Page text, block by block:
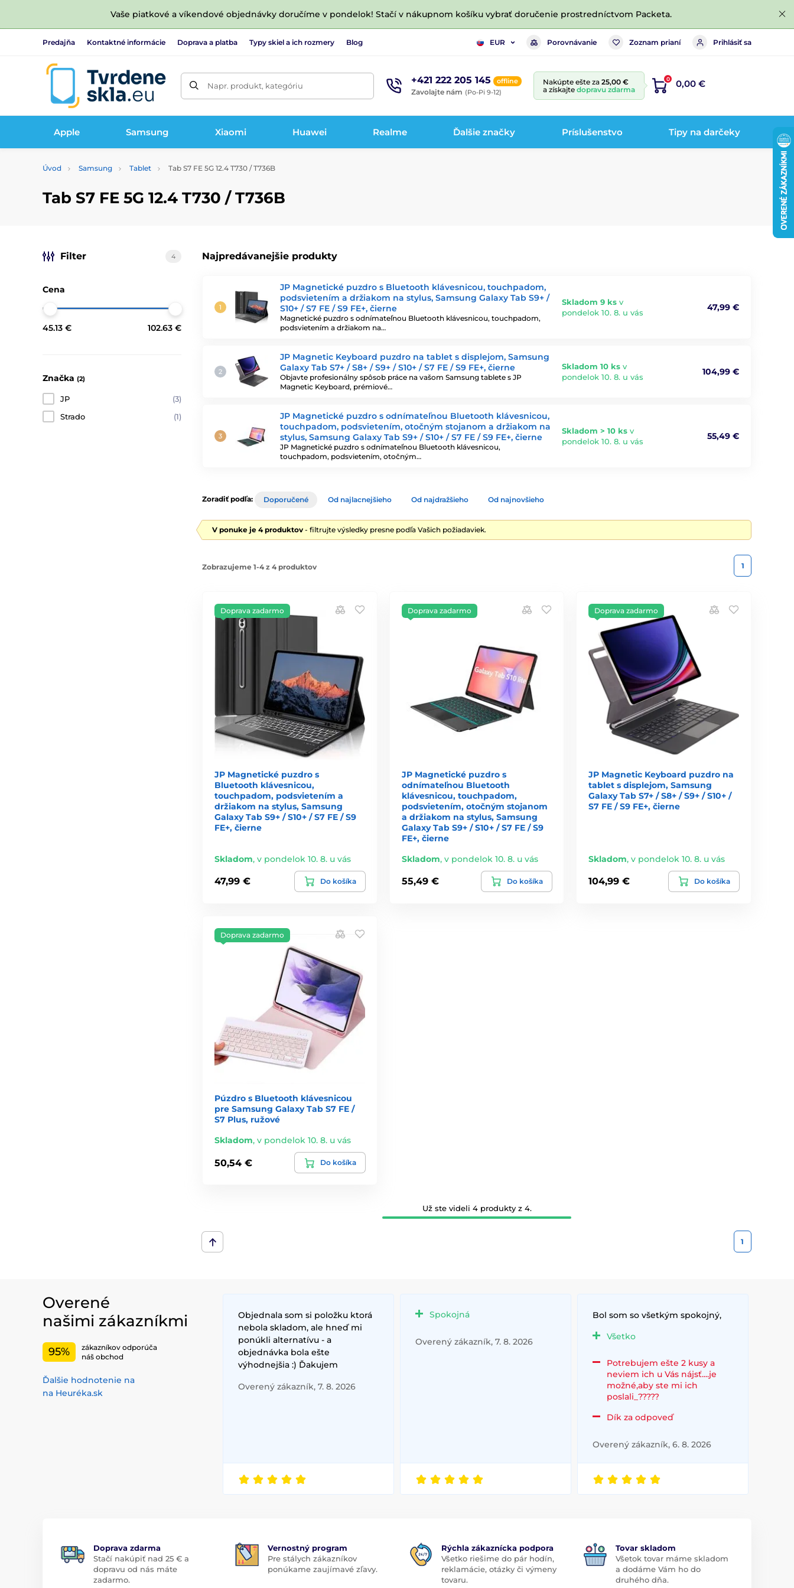
Vaše piatkové a víkendové objednávky doručíme v pondelok! Stačí v nákupnom košíku vybrať doručenie prostredníctvom Packeta.
Predajňa Kontaktné informácie Doprava a platba Typy skiel a ich rozmery Blog EUR Porovnávanie Zoznam prianí Prihlásiť sa
Napr. produkt, kategóriu +421 222 205 145 offline
Zavolajte nám (Po-Pi 9-12)
Nakúpte ešte za 25,00 €
a získajte dopravu zdarma
0 0,00 €
Apple Samsung Xiaomi Huawei Realme Ďalšie značky Príslušenstvo Tipy na darčeky
Úvod Samsung Tablet Tab S7 FE 5G 12.4 T730 / T736B
Tab S7 FE 5G 12.4 T730 / T736B
Najpredávanejšie produkty
JP Magnetické puzdro s Bluetooth klávesnicou, touchpadom,
podsvietením a držiakom na stylus, Samsung Galaxy Tab S9+ /
S10+ / S7 FE / S9 FE+, čierne
Magnetické puzdro s odnímateľnou Bluetooth klávesnicou, touchpadom,
podsvietením a držiakom na…
Skladom 9 ks v
pondelok 10. 8. u vás
47,99 €
JP Magnetic Keyboard puzdro na tablet s displejom, Samsung
Galaxy Tab S7+ / S8+ / S9+ / S10+ / S7 FE / S9 FE+, čierne
Objavte profesionálny spôsob práce na vašom Samsung tablete s JP
Magnetic Keyboard, prémiové…
Skladom 10 ks v
pondelok 10. 8. u vás
104,99 €
JP Magnetické puzdro s odnímateľnou Bluetooth klávesnicou,
touchpadom, podsvietením, otočným stojanom a držiakom na
stylus, Samsung Galaxy Tab S9+ / S10+ / S7 FE / S9 FE+, čierne
JP Magnetické puzdro s odnímateľnou Bluetooth klávesnicou,
touchpadom, podsvietením, otočným…
Skladom > 10 ks v
pondelok 10. 8. u vás
55,49 €
Filter 4
Cena
45.13 € 102.63 €
Značka (2)
JP
(3)
Strado
(1)
Zoradiť podľa: Doporučené Od najlacnejšieho Od najdražšieho Od najnovšieho
V ponuke je 4 produktov - filtrujte výsledky presne podľa Vašich požiadaviek.
Zobrazujeme 1-4 z 4 produktov 1
Doprava zadarmo
JP Magnetické puzdro s
Bluetooth klávesnicou,
touchpadom, podsvietením a
držiakom na stylus, Samsung
Galaxy Tab S9+ / S10+ / S7 FE / S9
FE+, čierne
Skladom, v pondelok 10. 8. u vás
47,99 € Do košíka
Doprava zadarmo
JP Magnetické puzdro s
odnímateľnou Bluetooth
klávesnicou, touchpadom,
podsvietením, otočným stojanom
a držiakom na stylus, Samsung
Galaxy Tab S9+ / S10+ / S7 FE / S9
FE+, čierne
Skladom, v pondelok 10. 8. u vás
55,49 € Do košíka
Doprava zadarmo
JP Magnetic Keyboard puzdro na
tablet s displejom, Samsung
Galaxy Tab S7+ / S8+ / S9+ / S10+ /
S7 FE / S9 FE+, čierne
Skladom,v pondelok 10. 8. u vás
104,99 € Do košíka
Doprava zadarmo
Púzdro s Bluetooth klávesnicou
pre Samsung Galaxy Tab S7 FE /
S7 Plus, ružové
Skladom, v pondelok 10. 8. u vás
50,54 € Do košíka
Už ste videli 4 produkty z 4.
1
Overené
našimi zákazníkmi
95%
zákazníkov odporúča
náš obchod
Ďalšie hodnotenie na
na Heuréka.sk
Objednala som si položku ktorá
nebola skladom, ale hneď mi
ponúkli alternatívu - a
objednávka bola ešte
výhodnejšia :) Ďakujem
Overený zákazník, 7. 8. 2026
Spokojná
Overený zákazník, 7. 8. 2026
Bol som so všetkým spokojný,
Všetko
Potrebujem ešte 2 kusy a
neviem ich u Vás nájsť....je
možné,aby ste mi ich
poslali_?????
Dík za odpoveď
Overený zákazník, 6. 8. 2026
Doprava zdarma
Stačí nakúpiť nad 25 € a
dopravu od nás máte
zadarmo.
Vernostný program
Pre stálych zákazníkov
ponúkame zaujímavé zľavy.
Rýchla zákaznícka podpora
Všetko riešime do pár hodín,
reklamácie, otázky či výmeny
tovaru.
Tovar skladom
Všetok tovar máme skladom
a dodáme Vám ho do
druhého dňa.